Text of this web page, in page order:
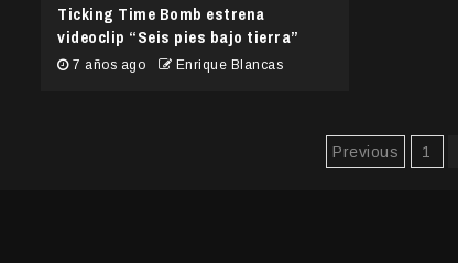
Ticking Time Bomb estrena
videoclip “Seis pies bajo tierra”
7 años ago Enrique Blancas
Previous 1